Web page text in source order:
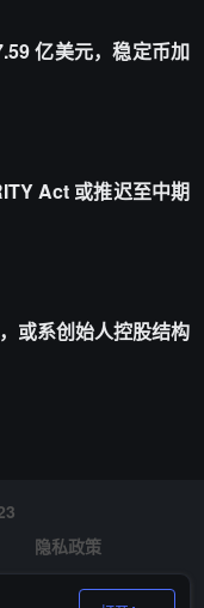
亿美元，稳定币加
Act 或推迟至中期
或系创始人控股结构
隐私政策